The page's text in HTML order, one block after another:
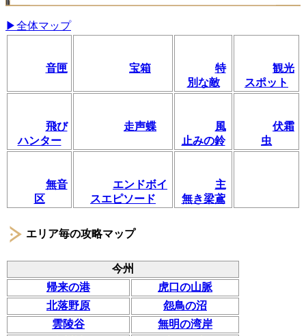
▶全体マップ
音匣 宝箱
特
別な敵
観光
スポット
飛び
ハンター
走声蝶
風
止みの鈴
伏霜
虫
無音
区
エンドボイ
スエピソード
主
無き梁鳶
エリア毎の攻略マップ
今州
帰来の港
虎口の山脈
北落野原
怨鳥の沼
雲陵谷
無明の湾岸